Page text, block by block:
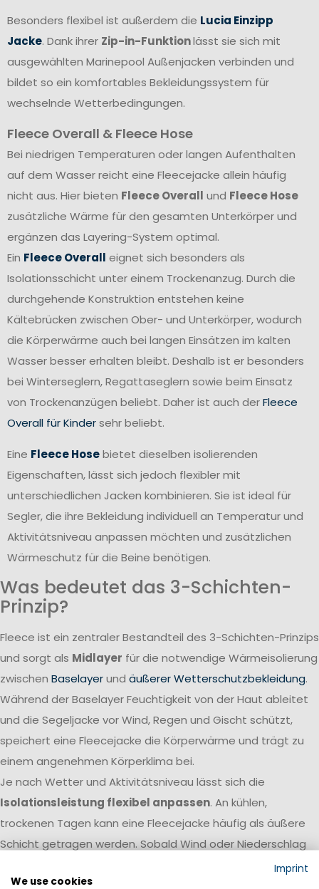
Besonders flexibel ist außerdem die Lucia Einzipp
Jacke. Dank ihrer Zip-in-Funktionlässt sie sich mit
ausgewählten Marinepool Außenjacken verbinden und
bildet so ein komfortables Bekleidungssystem für
wechselnde Wetterbedingungen.
Fleece Overall & Fleece Hose
Bei niedrigen Temperaturen oder langen Aufenthalten
auf dem Wasser reicht eine Fleecejacke allein häufig
nicht aus. Hier bieten Fleece Overall und Fleece Hose
zusätzliche Wärme für den gesamten Unterkörper und
ergänzen das Layering-System optimal.
Ein Fleece Overall eignet sich besonders als
Isolationsschicht unter einem Trockenanzug. Durch die
durchgehende Konstruktion entstehen keine
Kältebrücken zwischen Ober- und Unterkörper, wodurch
die Körperwärme auch bei langen Einsätzen im kalten
Wasser besser erhalten bleibt. Deshalb ist er besonders
bei Winterseglern, Regattaseglern sowie beim Einsatz
von Trockenanzügen beliebt. Daher ist auch derFleece
Overall für Kindersehr beliebt.
Eine Fleece Hosebietet dieselben isolierenden
Eigenschaften, lässt sich jedoch flexibler mit
unterschiedlichen Jacken kombinieren. Sie ist ideal für
Segler, die ihre Bekleidung individuell an Temperatur und
Aktivitätsniveau anpassen möchten und zusätzlichen
Wärmeschutz für die Beine benötigen.
Was bedeutet das 3-Schichten-
Prinzip?
Fleece ist ein zentraler Bestandteil des 3-Schichten-Prinzips
und sorgt als Midlayer für die notwendige Wärmeisolierung
zwischen Baselayerund äußerer Wetterschutzbekleidung.
Während der Baselayer Feuchtigkeit von der Haut ableitet
und die Segeljacke vor Wind, Regen und Gischt schützt,
speichert eine Fleecejacke die Körperwärme und trägt zu
einem angenehmen Körperklima bei.
Je nach Wetter und Aktivitätsniveau lässt sich die
Isolationsleistung flexibel anpassen. An kühlen,
trockenen Tagen kann eine Fleecejacke häufig als äußere
Schicht getragen werden. Sobald Wind oder Niederschlag
zunehmen, wird sie unter einer wasserdichten Segeljacke
zur leistungsstarken Isolationsschicht.
Imprint
We use cookies